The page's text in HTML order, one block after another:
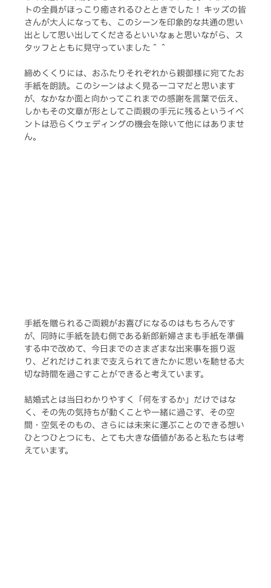
トの全員がほっこり癒されるひとときでした！ キッズの皆
さんが大人になっても、このシーンを印象的な共通の思い
出として思い出してくださるといいなぁと思いながら、ス
タッフとともに見守っていました＾＾
締めくくりには、おふたりそれぞれから親御様に宛てたお
手紙を朗読。このシーンはよく見る一コマだと思います
が、なかなか面と向かってこれまでの感謝を言葉で伝え、
しかもその文章が形としてご両親の手元に残るというイベ
ントは恐らくウェディングの機会を除いて他にはありませ
ん。
手紙を贈られるご両親がお喜びになるのはもちろんです
が、同時に手紙を読む側である新郎新婦さまも手紙を準備
する中で改めて、今日までのさまざまな出来事を振り返
り、どれだけこれまで支えられてきたかに思いを馳せる大
切な時間を過ごすことができると考えています。
結婚式とは当日わかりやすく「何をするか」だけではな
く、その先の気持ちが動くことや一緒に過ごす、その空
間・空気そのもの、さらには未来に運ぶことのできる想い
ひとつひとつにも、とても大きな価値があると私たちは考
えています。